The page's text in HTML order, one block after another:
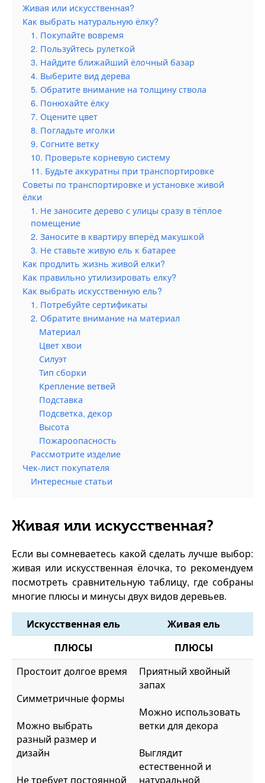
Живая или искусственная?
Как выбрать натуральную ёлку?
1. Покупайте вовремя
2. Пользуйтесь рулеткой
3. Найдите ближайший ёлочный базар
4. Выберите вид дерева
5. Обратите внимание на толщину ствола
6. Понюхайте ёлку
7. Оцените цвет
8. Погладьте иголки
9. Согните ветку
10. Проверьте корневую систему
11. Будьте аккуратны при транспортировке
Советы по транспортировке и установке живой
ёлки
1. Не заносите дерево с улицы сразу в тёплое
помещение
2. Заносите в квартиру вперёд макушкой
3. Не ставьте живую ель к батарее
Как продлить жизнь живой елки?
Как правильно утилизировать елку?
Как выбрать искусственную ель?
1. Потребуйте сертификаты
2. Обратите внимание на материал
Материал
Цвет хвои
Силуэт
Тип сборки
Крепление ветвей
Подставка
Подсветка, декор
Высота
Пожароопасность
Рассмотрите изделие
Чек-лист покупателя
Интересные статьи
Живая или искусственная?
Если вы сомневаетесь какой сделать лучше выбор:
живая или искусственная ёлочка, то рекомендуем
посмотреть сравнительную таблицу, где собраны
многие плюсы и минусы двух видов деревьев.
Искусственная ель
Живая ель
ПЛЮСЫ
ПЛЮСЫ
Простоит долгое время
Симметричные формы
Можно выбрать
разный размер и
дизайн
Не требует постоянной
Приятный хвойный
запах
Можно использовать
ветки для декора
Выглядит
естественной и
натуральной